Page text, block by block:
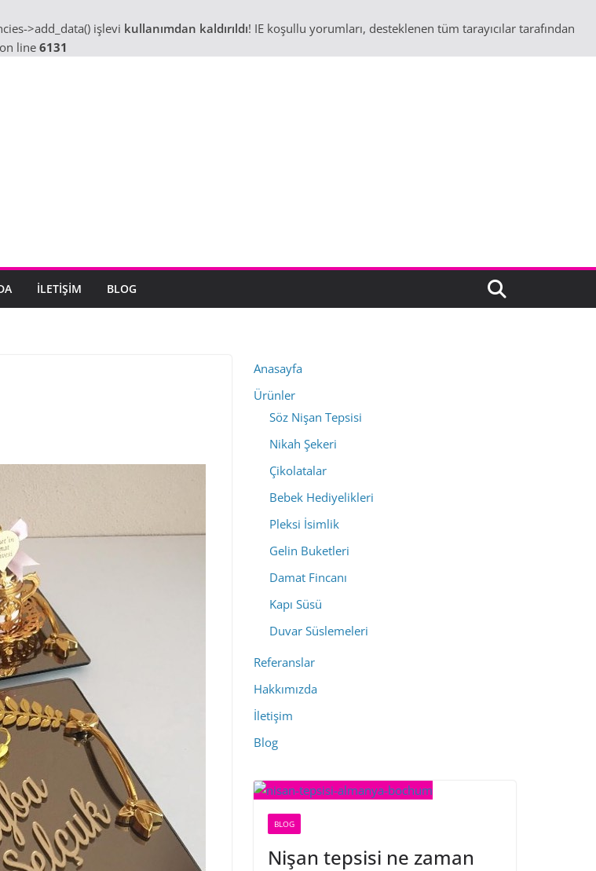
>add_data() işlevi kullanımdan kaldırıldı! IE koşullu yorumları, desteklenen tüm tarayıcılar tarafından
on line 6131
İLETIŞIM BLOG
Anasayfa
Ürünler
Söz Nişan Tepsisi
Nikah Şekeri
Çikolatalar
Bebek Hediyelikleri
Pleksi İsimlik
Gelin Buketleri
Damat Fincanı
Kapı Süsü
Duvar Süslemeleri
Referanslar
Hakkımızda
İletişim
Blog
BLOG
Nişan tepsisi ne zaman